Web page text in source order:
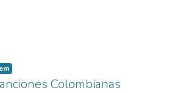
Colombianas